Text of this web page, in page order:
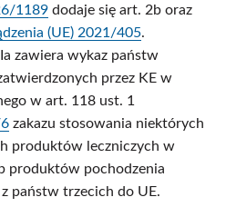
1189 dodaje się art. 2b oraz
(UE) 2021/405.
zawiera wykaz państw
przez KE w
w art. 118 ust. 1
zakazu stosowania niektórych
produktów leczniczych w
produktów pochodzenia
państw trzecich do UE.